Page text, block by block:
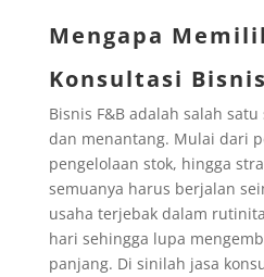
Mengapa
Konsultasi Bisnis
Bisnis F&B adalah salah
dan menantang. Mulai dari
pengelolaan stok, hingga
semuanya harus berjalan
usaha terjebak dalam
hari sehingga lupa
panjang. Di sinilah jasa